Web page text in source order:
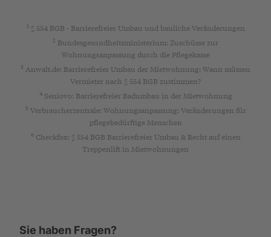
1 § 554 BGB - Barrierefreier Umbau und bauliche Veränderungen
2 Bundesgesundheitsministerium: Zuschüsse zur
Wohnungsanpassung durch die Pflegekasse
3 Anwalt.de: Barrierefreier Umbau der Mietwohnung: Wann müssen
Vermieter nach § 554 BGB zustimmen?
4Seniovo: Barrierefreier Badumbau in der Mietwohnung
5 Verbraucherzentrale: Wohnungsanpassung: Veränderungen für
pflegebedürftige Menschen
6Checkfox: § 554 BGB Barrierefreier Umbau & Recht auf einen
Treppenlift in Mietwohnungen
Sie haben Fragen?